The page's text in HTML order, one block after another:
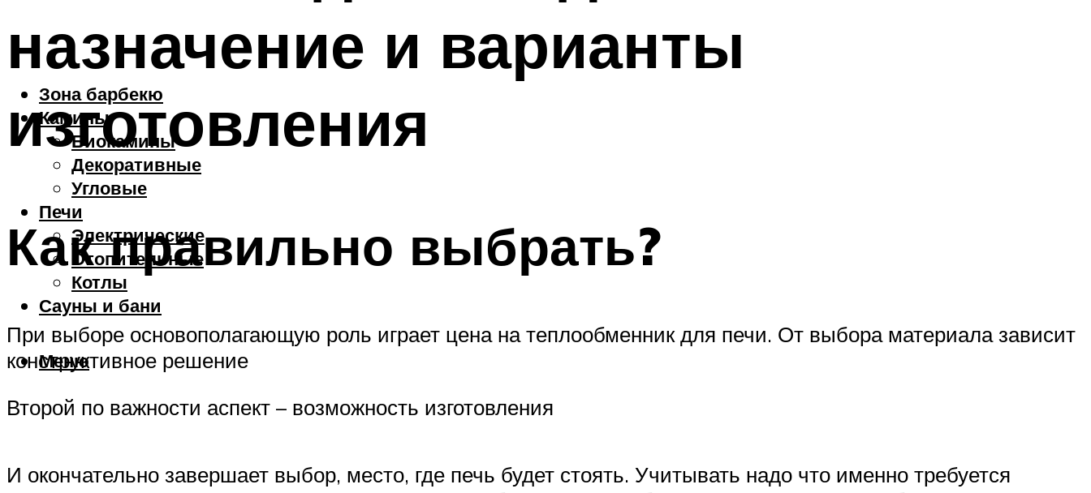
Зона барбекю
Камины
Биокамины
Декоративные
Угловые
Печи
Электрические
Отопительные
Котлы
Сауны и бани
Меню
назначение и варианты
изготовления
Как правильно выбрать?
При выборе основополагающую роль играет цена на теплообменник для печи. От выбора материала зависит
конструктивное решение
Второй по важности аспект – возможность изготовления
И окончательно завершает выбор, место, где печь будет стоять. Учитывать надо что именно требуется